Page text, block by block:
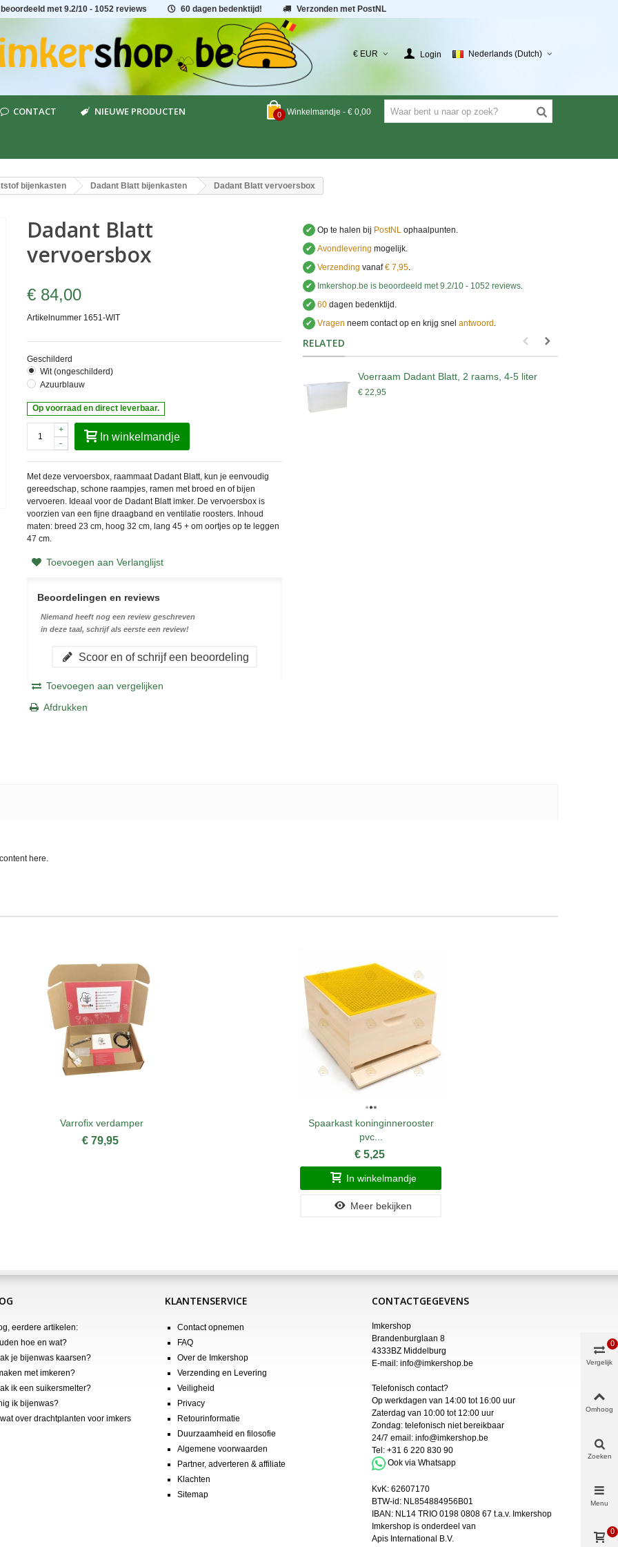
met 9.2/10 - 1052 reviews 60 dagen bedenktijd! Verzonden met PostNL
€ EUR Login Nederlands (Dutch)
0 Winkelmandje - € 0,00
CONTACT NIEUWE PRODUCTEN
bijenkasten Dadant Blatt bijenkasten Dadant Blatt vervoersbox
Dadant Blatt
vervoersbox
€ 84,00
Artikelnummer 1651-WIT
Geschilderd
Wit (ongeschilderd)
Azuurblauw
Op voorraad en direct leverbaar.
-
+
In winkelmandje
Met deze vervoersbox, raammaat Dadant Blatt, kun je eenvoudig
gereedschap, schone raampjes, ramen met broed en of bijen
vervoeren. Ideaal voor de Dadant Blatt imker. De vervoersbox is
voorzien van een fijne draagband en ventilatie roosters. Inhoud
maten: breed 23 cm, hoog 32 cm, lang 45 + om oortjes op te leggen
47 cm.
Toevoegen aan Verlanglijst
Beoordelingen en reviews
Niemand heeft nog een review geschreven
in deze taal, schrijf als eerste een review!
Scoor en of schrijf een beoordeling
Toevoegen aan vergelijken
Afdrukken
✔ Op te halen bij PostNLophaalpunten.
✔ Avondlevering mogelijk.
✔ Verzending vanaf€ 7,95.
✔
Imkershop.be is beoordeeld met9.2/10 -1052 reviews.
✔ 60dagen bedenktijd.
✔ Vragen neem contact op en krijg snel antwoord ..
RELATED
Voerraam Dadant Blatt, 2 raams, 4-5 liter
€ 22,95
here.
Varrofix verdamper
€ 79,95
Spaarkast koninginnerooster
pvc...
€ 5,25
In winkelmandje
Meer bekijken
eerdere artikelen:
hoe en wat?
je bijenwas kaarsen?
met imkeren?
ik een suikersmelter?
ik bijenwas?
over drachtplanten voor imkers
KLANTENSERVICE
Contact opnemen
FAQ
Over de Imkershop
Verzending en Levering
Veiligheid
Privacy
Retourinformatie
Duurzaamheid en filosofie
Algemene voorwaarden
Partner, adverteren & affiliate
Klachten
Sitemap
CONTACTGEGEVENS
Imkershop
Brandenburglaan 8
4333BZ Middelburg
E-mail: info@imkershop.be
Telefonisch contact?
Op werkdagen van 14:00 tot 16:00 uur
Zaterdag van 10:00 tot 12:00 uur
Zondag: telefonisch niet bereikbaar
24/7 email: info@imkershop.be
Tel: +31 6 220 830 90
Ook via Whatsapp
KvK: 62607170
BTW-id: NL854884956B01
IBAN: NL14 TRIO 0198 0808 67 t.a.v. Imkershop
Imkershop is onderdeel van
Apis International B.V.
Vergelijk
0
Omhoog
Zoeken
Menu
0